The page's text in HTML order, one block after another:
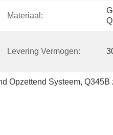
Materiaal:
Levering Vermogen:
Opzettend Systeem, Q345B